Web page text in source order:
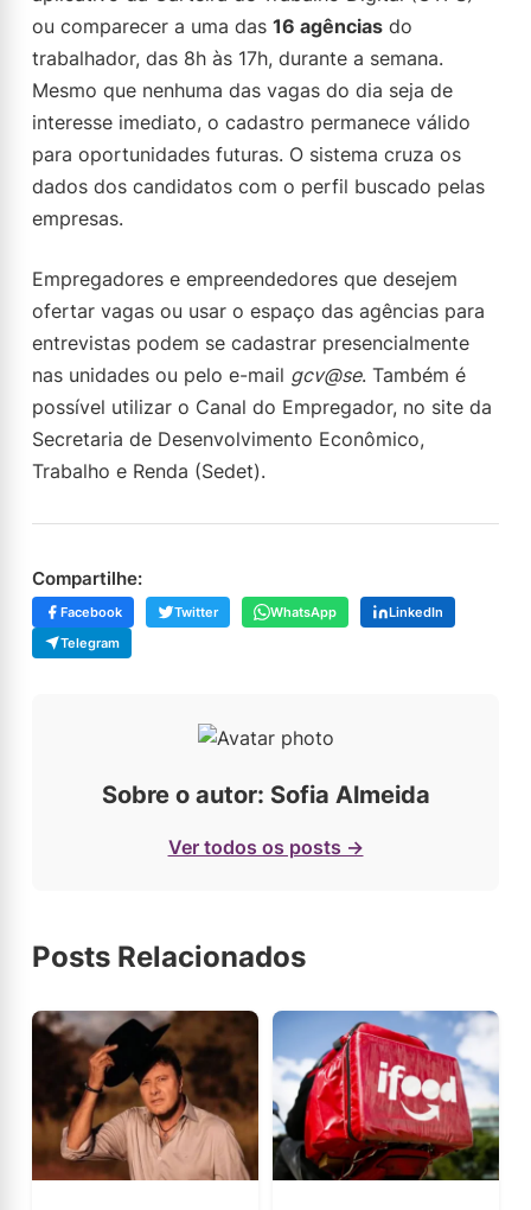
ou comparecer a uma das 16 agências do
trabalhador, das 8h às 17h, durante a semana.
Mesmo que nenhuma das vagas do dia seja de
interesse imediato, o cadastro permanece válido
para oportunidades futuras. O sistema cruza os
dados dos candidatos com o perfil buscado pelas
empresas.
Empregadores e empreendedores que desejem
ofertar vagas ou usar o espaço das agências para
entrevistas podem se cadastrar presencialmente
nas unidades ou pelo e-mail gcv@se. Também é
possível utilizar o Canal do Empregador, no site da
Secretaria de Desenvolvimento Econômico,
Trabalho e Renda (Sedet).
Compartilhe:
Facebook Twitter WhatsApp
LinkedIn
Telegram
Sobre o autor: Sofia Almeida
Ver todos os posts →
Posts Relacionados